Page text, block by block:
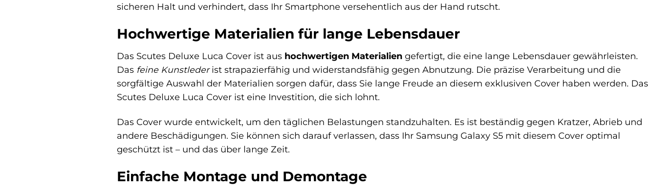
sicheren Halt und verhindert, dass Ihr Smartphone versehentlich aus der Hand rutscht.
Hochwertige Materialien für lange Lebensdauer
Das Scutes Deluxe Luca Cover ist aus hochwertigen Materialien gefertigt, die eine lange Lebensdauer gewährleisten.
Das feine Kunstlederist strapazierfähig und widerstandsfähig gegen Abnutzung. Die präzise Verarbeitung und die
sorgfältige Auswahl der Materialien sorgen dafür, dass Sie lange Freude an diesem exklusiven Cover haben werden. Das
Scutes Deluxe Luca Cover ist eine Investition, die sich lohnt.
Das Cover wurde entwickelt, um den täglichen Belastungen standzuhalten. Es ist beständig gegen Kratzer, Abrieb und
andere Beschädigungen. Sie können sich darauf verlassen, dass Ihr Samsung Galaxy S5 mit diesem Cover optimal
geschützt ist – und das über lange Zeit.
Einfache Montage und Demontage